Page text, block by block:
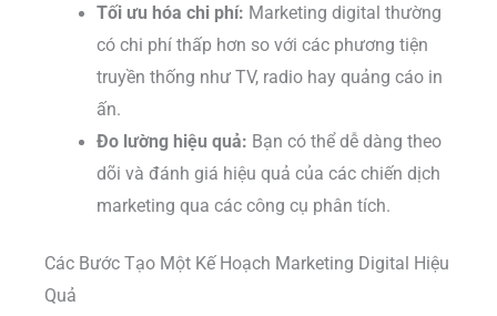
Tối ưu hóa chi phí: Marketing digital thường
có chi phí thấp hơn so với các phương tiện
truyền thống như TV, radio hay quảng cáo in
ấn.
Đo lường hiệu quả: Bạn có thể dễ dàng theo
dõi và đánh giá hiệu quả của các chiến dịch
marketing qua các công cụ phân tích.
Các Bước Tạo Một Kế Hoạch Marketing Digital Hiệu
Quả